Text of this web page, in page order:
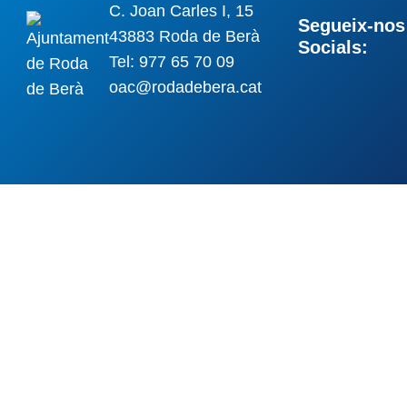
C. Joan Carles I, 15
43883 Roda de Berà
Tel: 977 65 70 09
oac@rodadebera.cat
Segueix-
Socials: